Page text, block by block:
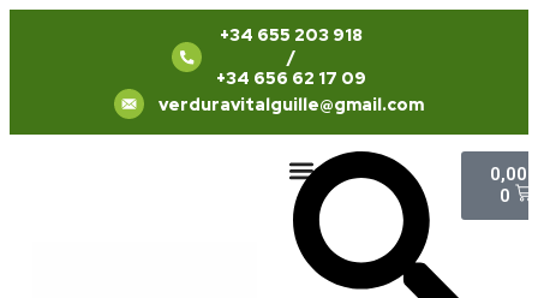
+34 655 203 918
/
+34 656 62 17 09
verduravitalguille@gmail.com
0,00
0